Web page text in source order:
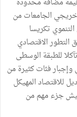
الجامعات من
تكريسا
التطور الاقتصادي
للطبقة الوسطى
وإجبار فئات كثيرة من
للاقتصاد المهيكل
جزء مهم من